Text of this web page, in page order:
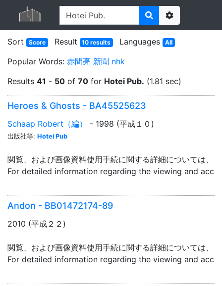
Options
Sort
Score Result 10 results Languages All
Popular Words: 赤間亮 新聞 nhk
Results 41 - 50 of 70 for Hotei Pub. (1.81 sec)
Heroes & Ghosts - BA45525623
Schaap Robert（編） - 1998 (平成１０)
出版社等: Hotei Pub
閲覧、および画像資料使用手続に関する詳細については、「
For detailed information regarding the viewing and
Andon - BB01472174-89
2010 (平成２２)
閲覧、および画像資料使用手続に関する詳細については、「
For detailed information regarding the viewing and